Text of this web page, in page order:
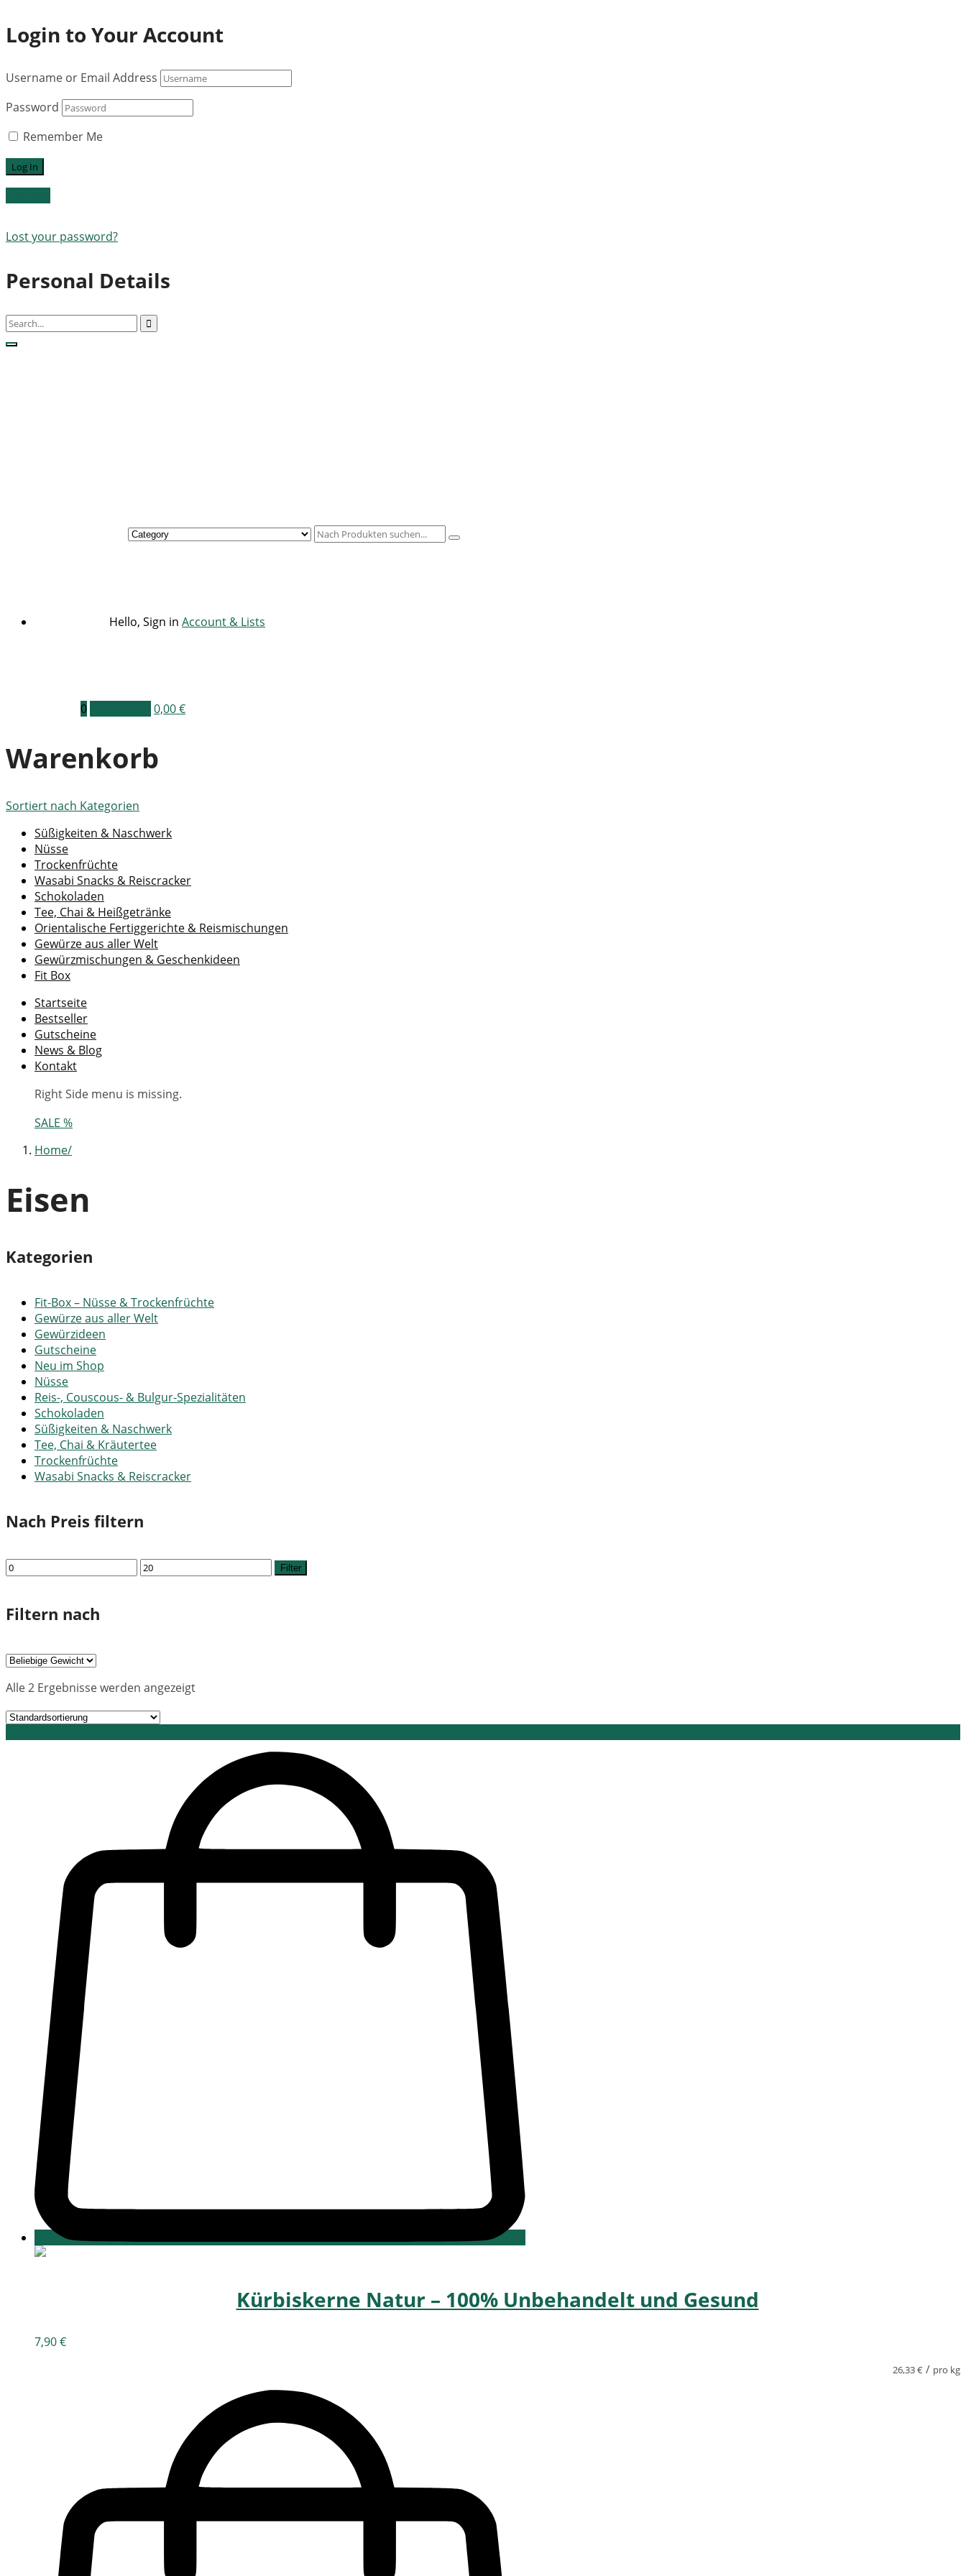
Login to Your Account
Username or Email Address
Password
Remember Me
Lost your password?
Personal Details
Hello, Sign in Account & Lists
0 0,00€
Warenkorb
Sortiert nach Kategorien
Süßigkeiten & Naschwerk
Nüsse
Trockenfrüchte
Wasabi Snacks & Reiscracker
Schokoladen
Tee, Chai & Heißgetränke
Orientalische Fertiggerichte & Reismischungen
Gewürze aus aller Welt
Gewürzmischungen & Geschenkideen
Fit Box
Startseite
Bestseller
Gutscheine
News & Blog
Kontakt
Right Side menu is missing.
SALE %
Home
Eisen
Kategorien
Fit-Box – Nüsse & Trockenfrüchte
Gewürze aus aller Welt
Gewürzideen
Gutscheine
Neu im Shop
Nüsse
Reis-, Couscous- & Bulgur-Spezialitäten
Schokoladen
Süßigkeiten & Naschwerk
Tee, Chai & Kräutertee
Trockenfrüchte
Wasabi Snacks & Reiscracker
Nach Preis filtern
Min.
Max.
Filter
Filtern nach
Alle 2 Ergebnisse werden angezeigt
Kürbiskerne Natur – 100% Unbehandelt und Gesund
7,90€
26,33€ / pro kg